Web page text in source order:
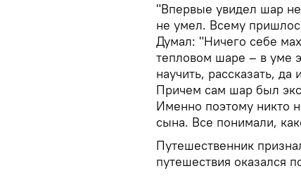
"Впервые увидел шар
не умел. Всему
Думал: "Ничего себе
тепловом шаре – в уме
научить, рассказать,
Причем сам шар был
Именно поэтому никто
сына. Все понимали,
Путешественник
путешествия оказался